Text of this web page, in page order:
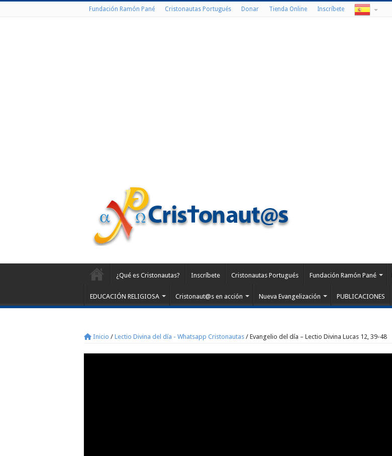
Fundación Ramón Pané Cristonautas Portugués Donar Tienda Online Inscríbete
¿Qué es Cristonautas? Inscríbete Cristonautas Portugués Fundación Ramón Pané
EDUCACIÓN RELIGIOSA Cristonaut@s en acción Nueva Evangelización PUBLICACIONES
Inicio / Lectio Divina del día - Whatsapp Cristonautas / Evangelio del día – Lectio Divina Lucas 12, 39-48